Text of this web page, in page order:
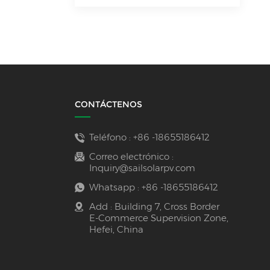
CONTÁCTENOS
Teléfono : +86 -18655186412
Correo electrónico :
Inquiry@sailsolarpv.com
Whatsapp : +86 -18655186412
Add : Building 7, Cross Border
E-Commerce Supervision Zone,
Hefei, China